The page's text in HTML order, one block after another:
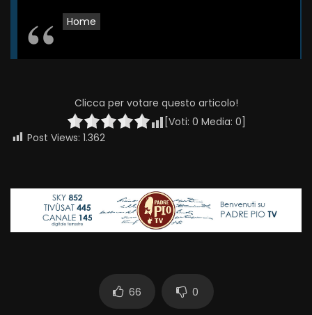
Home
Clicca per votare questo articolo!
[Voti: 0 Media: 0]
Post Views: 1.362
66 0